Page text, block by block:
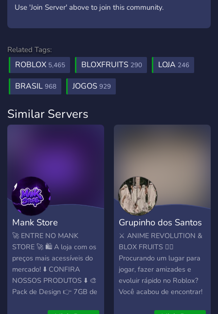
Use 'Join Server' above to join this community.
Related Tags:
ROBLOX 5,465 BLOXFRUITS 290 LOJA 246
BRASIL 968 JOGOS 929
Similar Servers
Mank Store
🚀 ENTRE NO MANK
STORE 🚀 🛍️ A loja com os
preços mais acessíveis do
mercado! ⬇️ CONFIRA
NOSSOS PRODUTOS ⬇️ 🎨
Pack de Design 👉 7GB de
Grupinho dos Santos
⚔️ ANIME REVOLUTION &
BLOX FRUITS 🏴‍☠️
Procurando um lugar para
jogar, fazer amizades e
evoluir rápido no Roblox?
Você acabou de encontrar!